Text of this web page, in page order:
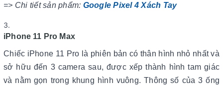
=> Chi tiết sản phẩm: Google Pixel 4 Xách Tay
iPhone 11 Pro Max
Chiếc iPhone 11 Pro là phiên bản có thân hình nhỏ nhất và
sở hữu đến 3 camera sau, được xếp thành hình tam giác
và nằm gọn trong khung hình vuông. Thông số của 3 ống